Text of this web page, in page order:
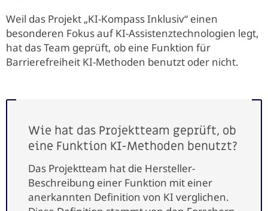
Weil das Projekt „KI-Kompass Inklusiv“ einen
besonderen Fokus auf KI-Assistenztechnologien legt,
hat das Team geprüft, ob eine Funktion für
Barrierefreiheit KI-Methoden benutzt oder nicht.
Wie hat das Projektteam geprüft, ob
eine Funktion KI-Methoden benutzt?
Das Projektteam hat die Hersteller-
Beschreibung einer Funktion mit einer
anerkannten Definition von KI verglichen.